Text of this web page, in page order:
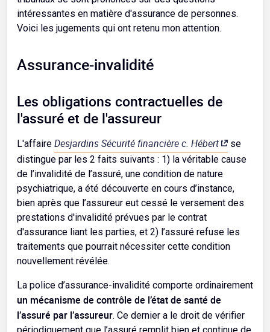
intéressantes en matière d'assurance de personnes.
Voici les jugements qui ont retenu mon attention.
Assurance-invalidité
Les obligations contractuelles de
l'assuré et de l'assureur
L'affaire Desjardins Sécurité financière c. Hébert
se
distingue par les 2 faits suivants : 1) la véritable cause
de l’invalidité de l’assuré, une condition de nature
psychiatrique, a été découverte en cours d’instance,
bien après que l’assureur eut cessé le versement des
prestations d'invalidité prévues par le contrat
d'assurance liant les parties, et 2) l’assuré refuse les
traitements que pourrait nécessiter cette condition
nouvellement révélée.
La police d’assurance-invalidité comporte ordinairement
un mécanisme de contrôle de l’état de santé de
l’assuré par l’assureur. Ce dernier a le droit de vérifier
périodiquement que l’assuré remplit bien et continue de